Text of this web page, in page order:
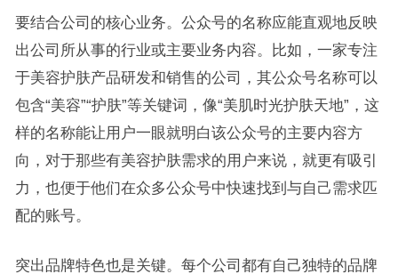
要结合公司的核心业务。公众号的名称应能直观地反映
出公司所从事的行业或主要业务内容。比如，一家专注
于美容护肤产品研发和销售的公司，其公众号名称可以
包含“美容”“护肤”等关键词，像“美肌时光护肤天地”，这
样的名称能让用户一眼就明白该公众号的主要内容方
向，对于那些有美容护肤需求的用户来说，就更有吸引
力，也便于他们在众多公众号中快速找到与自己需求匹
配的账号。
突出品牌特色也是关键。每个公司都有自己独特的品牌